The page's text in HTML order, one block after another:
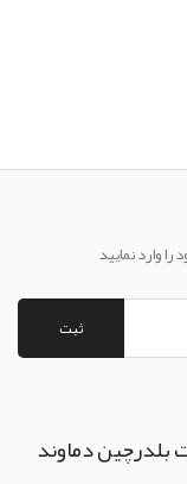
وارد نمایید
ثبت
دماوند